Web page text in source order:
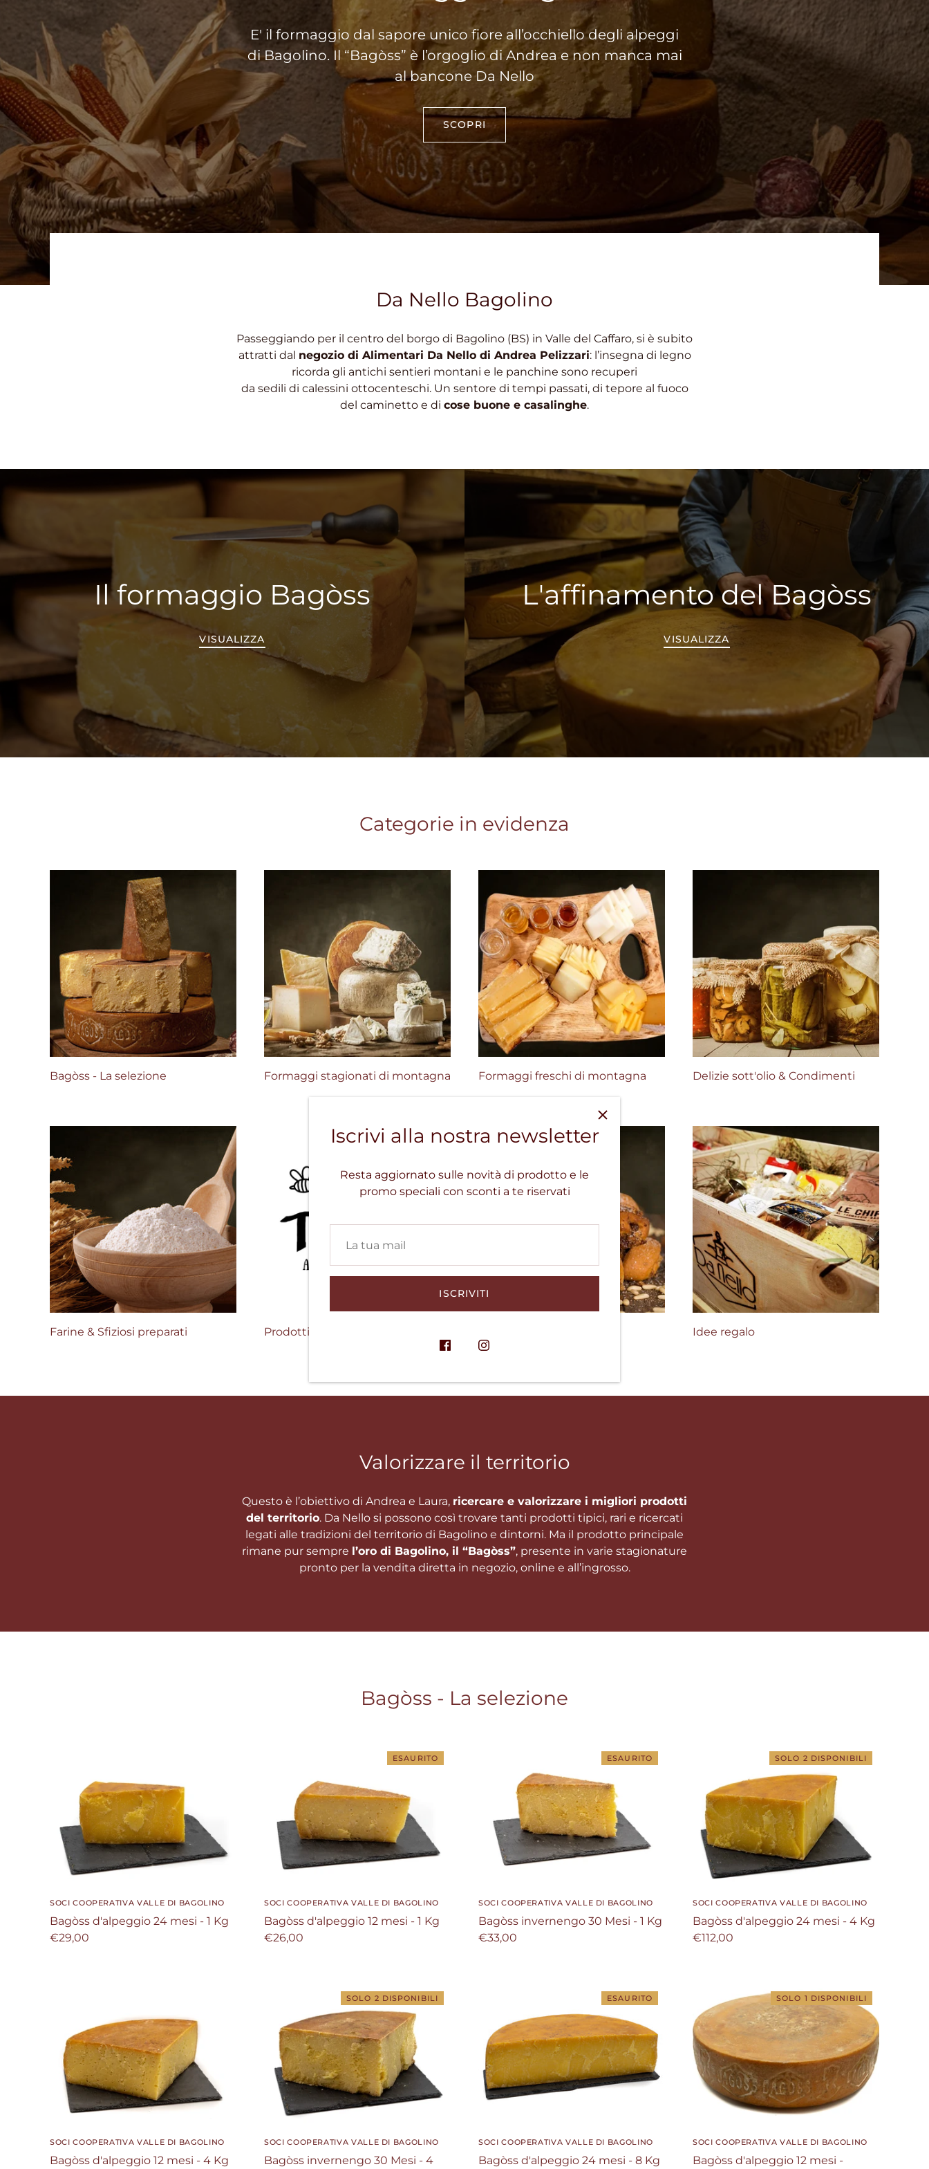
Home
Chi siamo
Il formaggio Bagoss
Affinamento del Bagoss
Categorie prodotti
Prodotti
Contatti
Account
E' il formaggio dal sapore unico fiore all’occhiello degli alpeggi
di Bagolino. Il “Bagòss” è l’orgoglio di Andrea e non manca mai
al bancone Da Nello
SCOPRI
Da Nello Bagolino
Passeggiando per il centro del borgo di Bagolino (BS) in Valle del Caffaro, si è subito
attratti dal negozio di Alimentari Da Nello di Andrea Pelizzari: l’insegna di legno
ricorda gli antichi sentieri montani e le panchine sono recuperi
da sedili di calessini ottocenteschi. Un sentore di tempi passati, di tepore al fuoco
del caminetto e di cose buone e casalinghe.
Il formaggio Bagòss
VISUALIZZA
L'affinamento del Bagòss
VISUALIZZA
Categorie in evidenza
Bagòss - La selezione Formaggi stagionati di montagna Formaggi freschi di montagna Delizie sott'olio & Condimenti
Farine & Sfiziosi preparati Prodotti biologici Terre Solive Idee regalo
Valorizzare il territorio
Questo è l’obiettivo di Andrea e Laura, ricercare e valorizzare i migliori prodotti
del territorio. Da Nello si possono così trovare tanti prodotti tipici, rari e ricercati
legati alle tradizioni del territorio di Bagolino e dintorni. Ma il prodotto principale
rimane pur sempre l’oro di Bagolino, il “Bagòss”, presente in varie stagionature
pronto per la vendita diretta in negozio, online e all’ingrosso.
Bagòss - La selezione
SOCI COOPERATIVA VALLE DI BAGOLINO
Bagòss d'alpeggio 24 mesi - 1 Kg
€29,00
ESAURITO
SOCI COOPERATIVA VALLE DI BAGOLINO
Bagòss d'alpeggio 12 mesi - 1 Kg
€26,00
ESAURITO
SOCI COOPERATIVA VALLE DI BAGOLINO
Bagòss invernengo 30 Mesi - 1 Kg
€33,00
SOLO 2 DISPONIBILI
SOCI COOPERATIVA VALLE DI BAGOLINO
Bagòss d'alpeggio 24 mesi - 4 Kg
€112,00
SOCI COOPERATIVA VALLE DI BAGOLINO
Bagòss d'alpeggio 12 mesi - 4 Kg
SOLO 2 DISPONIBILI
SOCI COOPERATIVA VALLE DI BAGOLINO
Bagòss invernengo 30 Mesi - 4
ESAURITO
SOCI COOPERATIVA VALLE DI BAGOLINO
Bagòss d'alpeggio 24 mesi - 8 Kg
SOLO 1 DISPONIBILI
SOCI COOPERATIVA VALLE DI BAGOLINO
Bagòss d'alpeggio 12 mesi -
Iscrivi alla nostra newsletter
Resta aggiornato sulle novità di prodotto e le
promo speciali con sconti a te riservati
ISCRIVITI